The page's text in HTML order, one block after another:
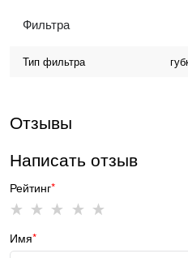
Фильтра
Тип фильтра
Отзывы
Написать отзыв
Рейтинг
Имя